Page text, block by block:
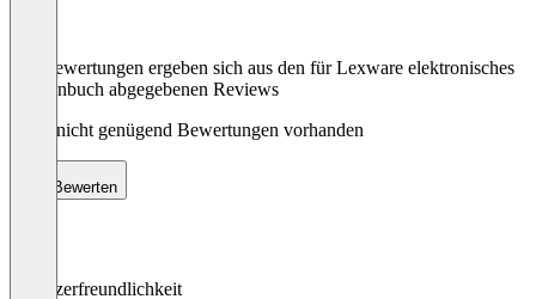
Die Bewertungen ergeben sich aus den für Lexware elektronisches
Fahrtenbuch abgegebenen Reviews
Noch nicht genügend Bewertungen vorhanden
Bewerten
Benutzerfreundlichkeit